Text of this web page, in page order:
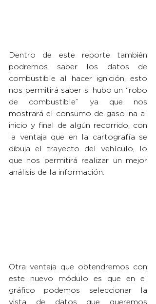
Dentro de este reporte también
podremos saber los datos de
combustible al hacer ignición, esto
nos permitirá saber si hubo un “robo
de combustible” ya que nos
mostrará el consumo de gasolina al
inicio y final de algún recorrido, con
la ventaja que en la cartografía se
dibuja el trayecto del vehículo, lo
que nos permitirá realizar un mejor
análisis de la información.
Otra ventaja que obtendremos con
este nuevo módulo es que en el
gráfico podemos seleccionar la
vista de datos que queremos